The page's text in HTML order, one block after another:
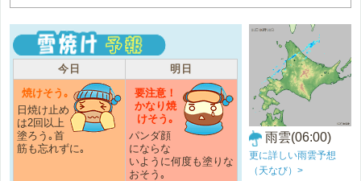
今日
明日
焼けそう｡
日焼け止め
は2回以上
塗ろう｡首
筋も忘れずに｡
要注意！
かなり焼
けそう｡
パンダ顔
にならな
いように何度も塗りな
おそう｡
雨雲(06:00)
更に詳しい雨雲予想
（天なび）>